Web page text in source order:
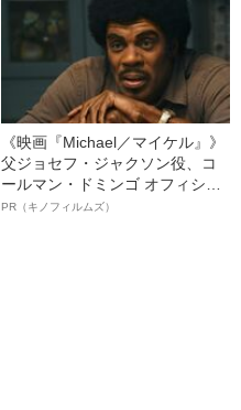
《映画『Michael／マイケル』》
父ジョセフ・ジャクソン役、コ
ールマン・ドミンゴ オフィシャ
ルインタビュー“観客を魅了した
PR（キノフィルムズ）